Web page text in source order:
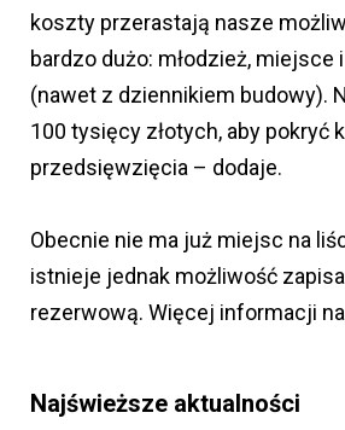
koszty przerastają nasze
bardzo dużo: młodzież, miejsce
(nawet z dziennikiem budowy).
100 tysięcy złotych, aby pokryć
przedsięwzięcia – dodaje.
Obecnie nie ma już miejsc na
istnieje jednak możliwość
rezerwową. Więcej informacji na
Najświeższe aktualności